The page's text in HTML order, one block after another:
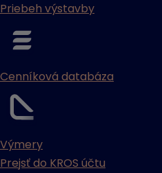
Priebeh výstavby
Cenníková databáza
Výmery
Prejsť do KROS účtu